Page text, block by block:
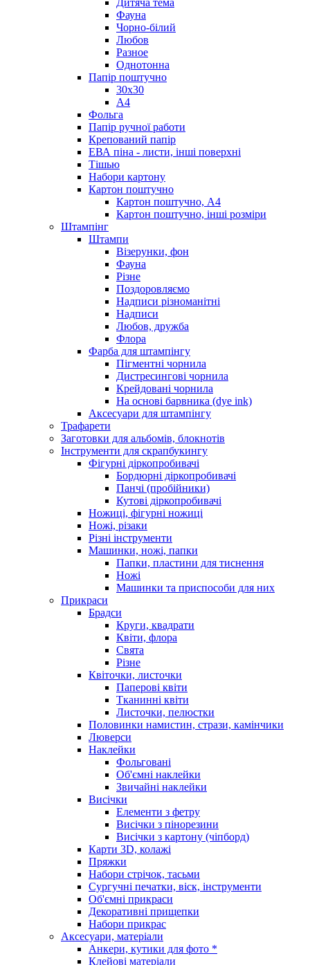
Фауна
Чорно-білий
Любов
Разное
Однотонна
Папір поштучно
30х30
А4
Фольга
Папір ручної работи
Крепований папір
ЕВА піна - листи, інші поверхні
Тішью
Набори картону
Картон поштучно
Картон поштучно, А4
Картон поштучно, інші розміри
Штампінг
Штампи
Візерунки, фон
Фауна
Різне
Поздоровляємо
Надписи різноманітні
Надписи
Любов, дружба
Флора
Фарба для штампінгу
Пігментні чорнила
Дистресингові чорнила
Крейдовані чорнила
На основі барвника (dye ink)
Аксесуари для штампінгу
Трафарети
Заготовки для альбомів, блокнотів
Інструменти для скрапбукингу
Фігурні діркопробивачі
Бордюрні діркопробивачі
Панчі (пробійники)
Кутові діркопробивачі
Ножиці, фігурні ножиці
Ножі, різаки
Різні інструменти
Машинки, ножі, папки
Папки, пластини для тиснення
Ножі
Машинки та приспособи для них
Прикраси
Брадси
Круги, квадрати
Квіти, флора
Свята
Різне
Квіточки, листочки
Паперові квіти
Тканинні квіти
Листочки, пелюстки
Половинки намистин, стрази, камінчики
Люверси
Наклейки
Фольговані
Об'ємні наклейки
Звичайні наклейки
Висічки
Елементи з фетру
Висічки з пінорезини
Висічки з картону (чіпборд)
Карти 3D, колажі
Пряжки
Набори стрічок, тасьми
Сургучні печатки, віск, інструменти
Об'ємні прикраси
Декоративні прищепки
Набори прикрас
Аксесуари, матеріали
Анкери, кутики для фото *
Клейові матеріали